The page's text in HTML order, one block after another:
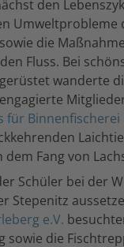
den
die
Fluss. Bei
wanderte
für Binnenfischerei
Fang von
Schüler bei der
Stepenitz
e.V.
sowie die